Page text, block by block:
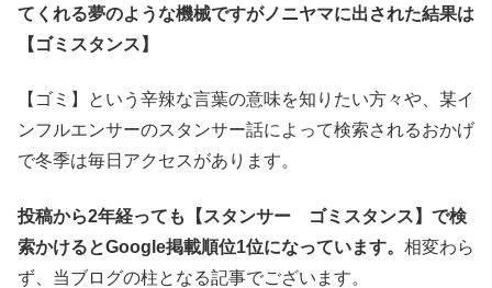
てくれる夢のような機械ですがノニヤマに出された結果は
【ゴミスタンス】
【ゴミ】という辛辣な言葉の意味を知りたい方々や、某イ
ンフルエンサーのスタンサー話によって検索されるおかげ
で冬季は毎日アクセスがあります。
投稿から2年経っても【スタンサー ゴミスタンス】で検
索かけるとGoogle掲載順位1位になっています。 相変わら
ず、当ブログの柱となる記事でございます。